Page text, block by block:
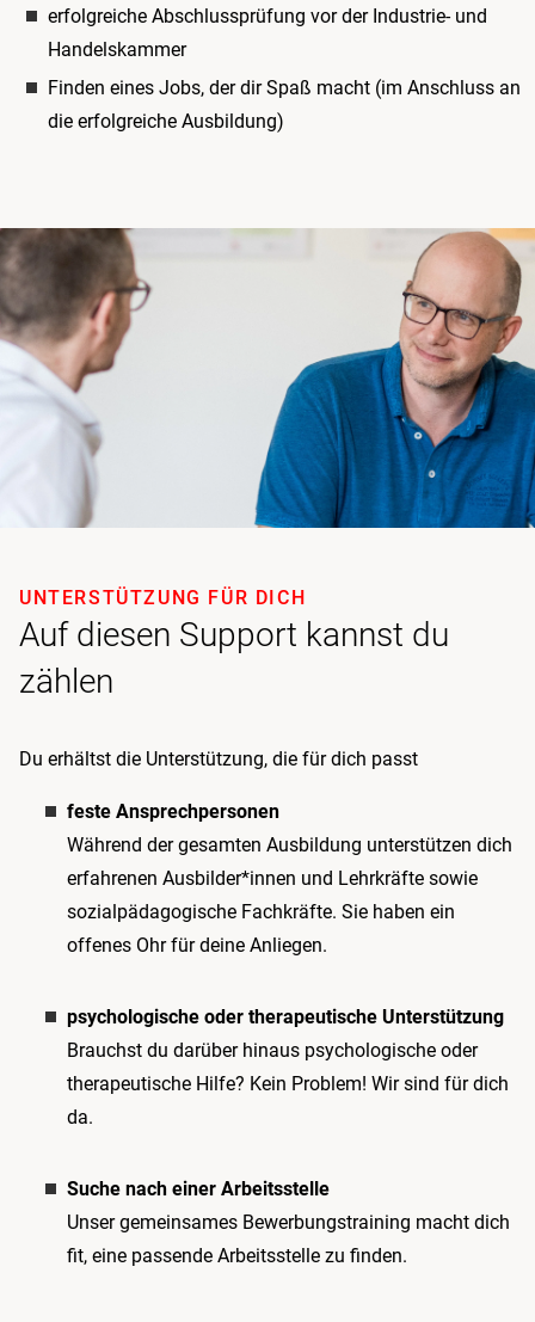
erfolgreiche Abschlussprüfung vor der Industrie- und
Handelskammer
Finden eines Jobs, der dir Spaß macht (im Anschluss an
die erfolgreiche Ausbildung)
Auf diesen Support kannst du
zählen
UNTERSTÜTZUNG FÜR DICH
Du erhältst die Unterstützung, die für dich passt
feste Ansprechpersonen
Während der gesamten Ausbildung unterstützen dich
erfahrenen Ausbilder*innen und Lehrkräfte sowie
sozialpädagogische Fachkräfte. Sie haben ein
offenes Ohr für deine Anliegen.
psychologische oder therapeutische Unterstützung
Brauchst du darüber hinaus psychologische oder
therapeutische Hilfe? Kein Problem! Wir sind für dich
da.
Suche nach einer Arbeitsstelle
Unser gemeinsames Bewerbungstraining macht dich
fit, eine passende Arbeitsstelle zu finden.